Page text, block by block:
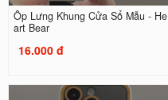
Ốp Lưng Khung Cửa Sổ Mẫu - He
art Bear
16.000 đ